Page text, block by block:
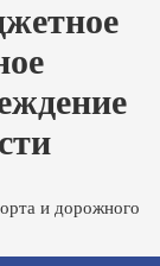
и дорожного